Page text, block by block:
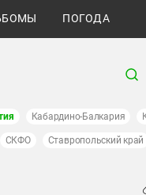
ПОГОДА
Кабардино-Балкария
СКФО Ставропольский край